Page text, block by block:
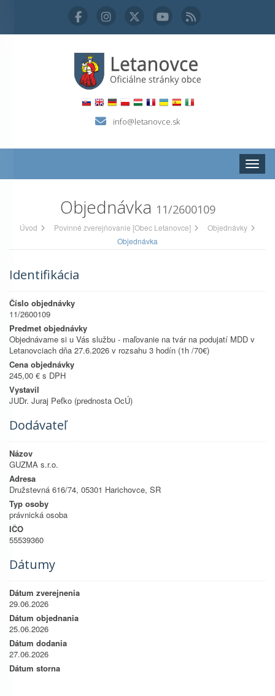
info@letanovce.sk
Objednávka 11/2600109
Úvod Povinné zverejňovanie [Obec Letanovce]
Objednávky
Objednávka
Identifikácia
Číslo objednávky
11/2600109
Predmet objednávky
Objednávame si u Vás službu - maľovanie na tvár na podujatí MDD v
Letanovciach dňa 27.6.2026 v rozsahu 3 hodín (1h /70€)
Cena objednávky
245,00 € s DPH
Vystavil
JUDr. Juraj Peťko (prednosta OcÚ)
Dodávateľ
Názov
GUZMA s.r.o.
Adresa
Družstevná 616/74, 05301 Harichovce, SR
Typ osoby
právnická osoba
IČO
55539360
Dátumy
Dátum zverejnenia
29.06.2026
Dátum objednania
25.06.2026
Dátum dodania
27.06.2026
Dátum storna